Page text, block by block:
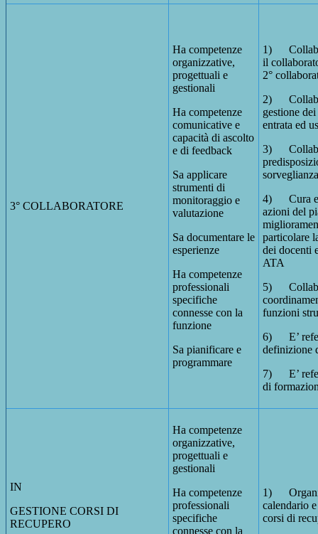
3° COLLABORATORE
Ha competenze
organizzative,
progettuali e
gestionali
Ha competenze
comunicative e
capacità di ascolto
e di feedback
Sa applicare
strumenti di
monitoraggio e
valutazione
Sa documentare le
esperienze
Ha competenze
professionali
specifiche
connesse con la
funzione
Sa pianificare e
programmare
1)
il
2°
2)
gestione
entrata ed
3)
4) Cura e
azioni del
particolare
dei docenti
ATA
5)
funzioni
6) E’
definizione
7) E’
di
IN
GESTIONE CORSI DI
RECUPERO
Ha competenze
organizzative,
progettuali e
gestionali
Ha competenze
professionali
specifiche
connesse con la
1)
calendario
corsi di